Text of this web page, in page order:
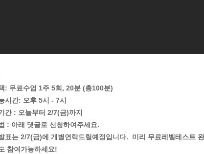
: 무료수업 1주 5회, 20분 (총100분)
시간: 오후 5시 - 7시
간 : 오늘부터 2/7(금)까지
: 아래 댓글로 신청하여주세요.
표는 2/7(금)에 개별연락드릴예정입니다. 미리 무료레벨테스트
참여가능하세요!